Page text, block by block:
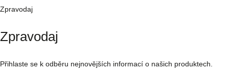
Zpravodaj
Zpravodaj
Přihlaste se k odběru nejnovějších informací o našich produktech.